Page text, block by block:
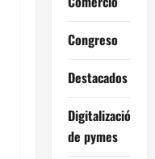
Congreso
Destacados
Digitalización
de pymes